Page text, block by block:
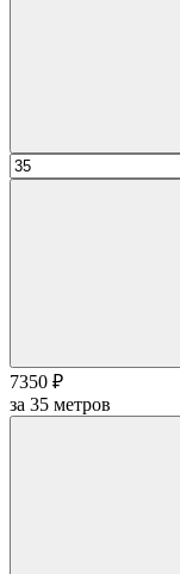
7350 ₽
за 35 метров